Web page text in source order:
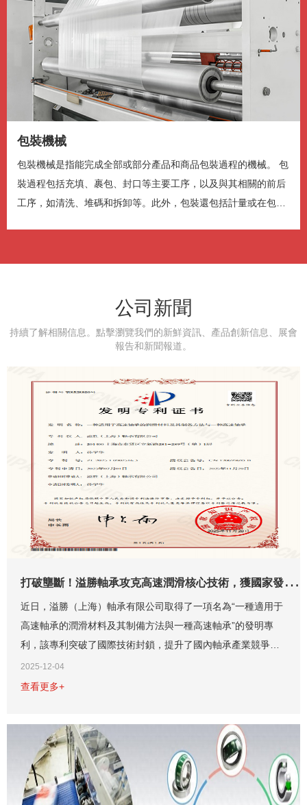
Transparency
背景
Transparency
字体尺寸
字体边缘样式
字体库
file ID:
connection speed:
包裝機械
包裝機械是指能完成全部或部分產品和商品包裝過程的機械。 包
裝過程包括充填、裹包、封口等主要工序，以及與其相關的前后
工序，如清洗、堆碼和拆卸等。此外，包裝還包括計量或在包裝
公司新聞
持續了解相關信息。點擊瀏覽我們的新鮮資訊、產品創新信息、展會
報告和新聞報道。
打
破壟斷！溢勝軸承攻克高速潤滑核心技術，獲國家發明專利
近日，溢勝（上海）軸承有限公司取得了一項名為“一種適用于
高速軸承的潤滑材料及其制備方法與一種高速軸承”的發明專
利，該專利突破了國際技術封鎖，提升了國內軸承產業競爭
力，其潤滑材料及軸承設計顯著提高了高速軸承的性能與使用
壽命。...
2025-12-04
查看更多+